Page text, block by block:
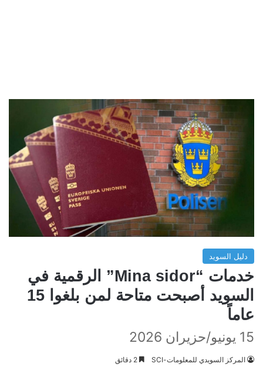
دليل السويد
خدمات “Mina sidor” الرقمية في
السويد أصبحت متاحة لمن بلغوا 15
عاماً
15 يونيو/حزيران 2026
المركز السويدي للمعلومات-SCI